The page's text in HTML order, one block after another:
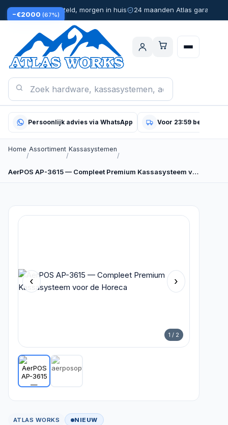
Voor 23:59 besteld, morgen in huis 24 maanden Atlas garantie
Persoonlijk advies via WhatsApp Voor 23:59 besteld,
Home
/
Assortiment
/
Kassasystemen
/
AerPOS AP-3615 — Compleet Premium Kassasysteem voor de…
1 / 2
‹ ›
−€2000 (67%)
ATLAS WORKS NIEUW